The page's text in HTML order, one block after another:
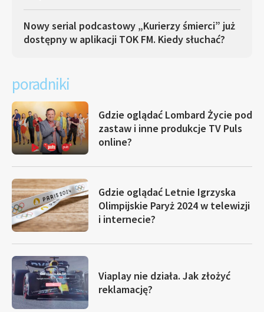
Nowy serial podcastowy „Kurierzy śmierci” już
dostępny w aplikacji TOK FM. Kiedy słuchać?
poradniki
Gdzie oglądać Lombard Życie pod
zastaw i inne produkcje TV Puls
online?
Gdzie oglądać Letnie Igrzyska
Olimpijskie Paryż 2024 w telewizji
i internecie?
Viaplay nie działa. Jak złożyć
reklamację?